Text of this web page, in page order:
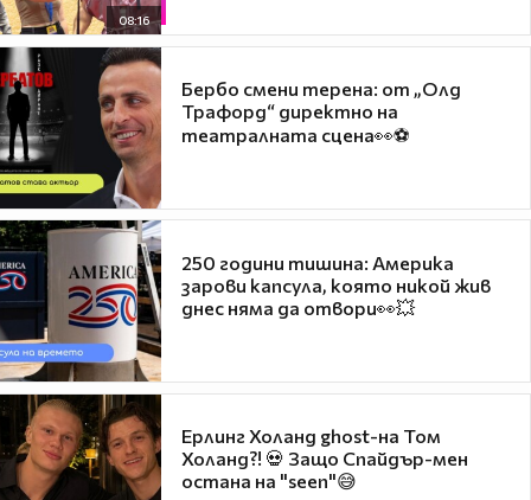
08:16
Бербо смени терена: от „Олд
Трафорд“ директно на
театралната сцена👀⚽
250 години тишина: Америка
зарови капсула, която никой жив
днес няма да отвори👀💥
Ерлинг Холанд ghost-на Том
Холанд?! 💀 Защо Спайдър-мен
остана на "seen"😅